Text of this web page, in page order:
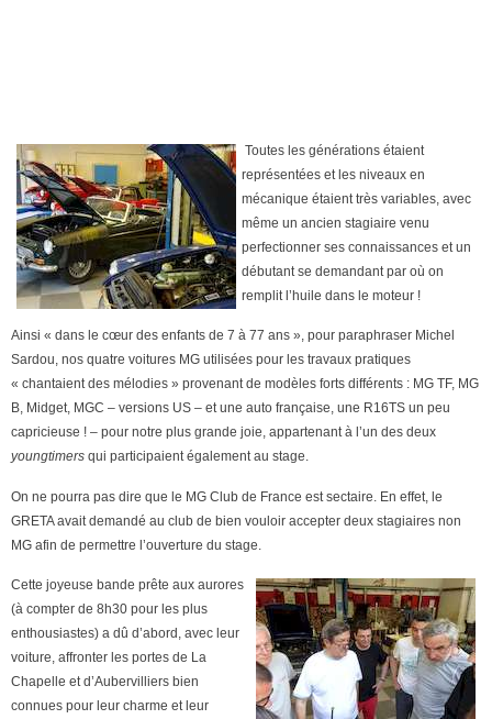
Toutes les générations étaient
représentées et les niveaux en
mécanique étaient très variables, avec
même un ancien stagiaire venu
perfectionner ses connaissances et un
débutant se demandant par où on
remplit l’huile dans le moteur !
Ainsi « dans le cœur des enfants de 7 à 77 ans », pour paraphraser Michel
Sardou, nos quatre voitures MG utilisées pour les travaux pratiques
« chantaient des mélodies » provenant de modèles forts différents : MG TF, MG
B, Midget, MGC – versions US – et une auto française, une R16TS un peu
capricieuse ! – pour notre plus grande joie, appartenant à l’un des deux
youngtimers qui participaient également au stage.
On ne pourra pas dire que le MG Club de France est sectaire. En effet, le
GRETA avait demandé au club de bien vouloir accepter deux stagiaires non
MG afin de permettre l’ouverture du stage.
Cette joyeuse bande prête aux aurores
(à compter de 8h30 pour les plus
enthousiastes) a dû d’abord, avec leur
voiture, affronter les portes de La
Chapelle et d’Aubervilliers bien
connues pour leur charme et leur